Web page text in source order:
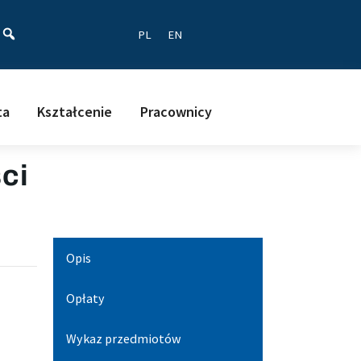
PL EN
Kształcenie Pracownicy
Opis
Opłaty
Wykaz przedmiotów